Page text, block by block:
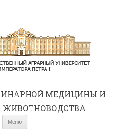
МЕДИЦИНЫ И
ЖИВОТНОВОДСТВА
Меню